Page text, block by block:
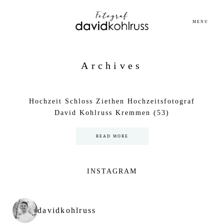
MENU
Archives
Hochzeit Schloss Ziethen Hochzeitsfotograf
David Kohlruss Kremmen (53)
READ MORE
INSTAGRAM
davidkohlruss